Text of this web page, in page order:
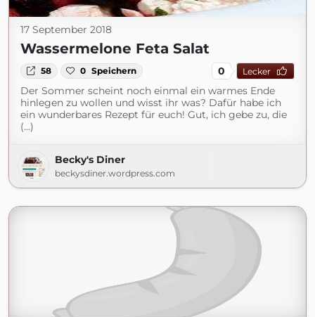
17 September 2018
Wassermelone Feta Salat
58 0 Speichern 0 Lecker
Der Sommer scheint noch einmal ein warmes Ende
hinlegen zu wollen und wisst ihr was? Dafür habe ich
ein wunderbares Rezept für euch! Gut, ich gebe zu, die
(...)
Becky's Diner
beckysdiner.wordpress.com